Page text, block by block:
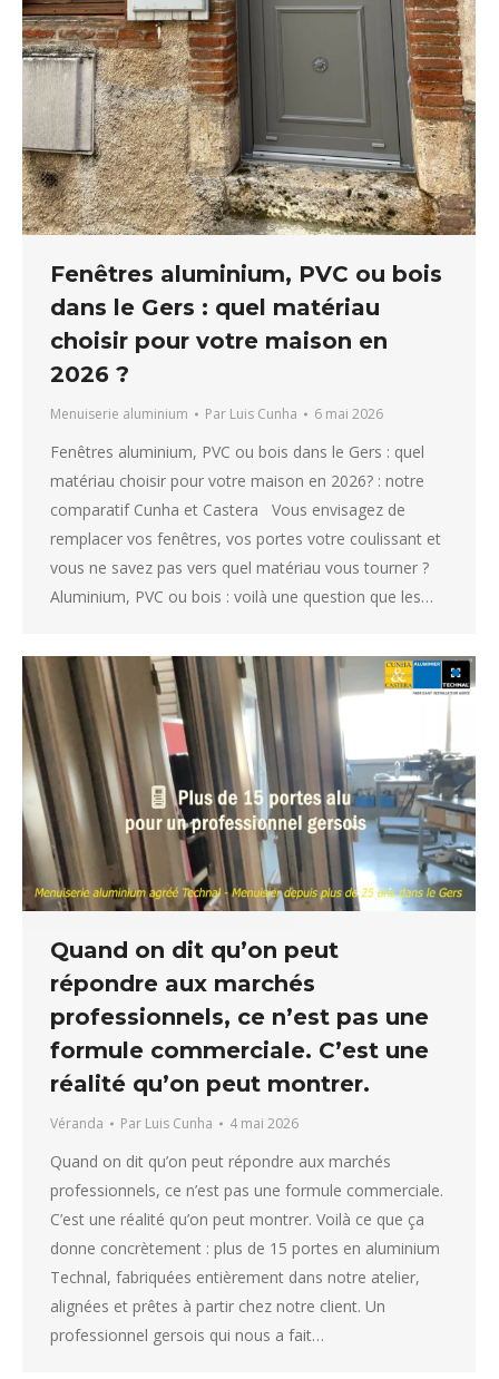
Fenêtres aluminium, PVC ou bois
dans le Gers : quel matériau
choisir pour votre maison en
2026 ?
Menuiserie aluminium Par Luis Cunha 6 mai 2026
Fenêtres aluminium, PVC ou bois dans le Gers : quel
matériau choisir pour votre maison en 2026? : notre
comparatif Cunha et Castera Vous envisagez de
remplacer vos fenêtres, vos portes votre coulissant et
vous ne savez pas vers quel matériau vous tourner ?
Aluminium, PVC ou bois : voilà une question que les…
Quand on dit qu’on peut
répondre aux marchés
professionnels, ce n’est pas une
formule commerciale. C’est une
réalité qu’on peut montrer.
Véranda Par Luis Cunha 4 mai 2026
Quand on dit qu’on peut répondre aux marchés
professionnels, ce n’est pas une formule commerciale.
C’est une réalité qu’on peut montrer. Voilà ce que ça
donne concrètement : plus de 15 portes en aluminium
Technal, fabriquées entièrement dans notre atelier,
alignées et prêtes à partir chez notre client. Un
professionnel gersois qui nous a fait…